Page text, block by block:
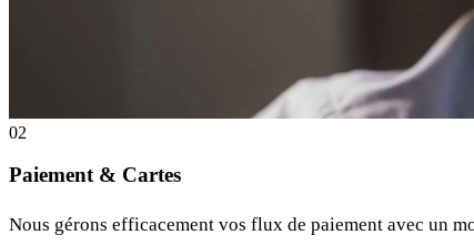
02
Paiement & Cartes
Nous gérons efficacement vos flux de paiement avec un